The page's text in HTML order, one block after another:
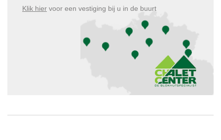
Klik hier voor een vestiging bij u in de buurt